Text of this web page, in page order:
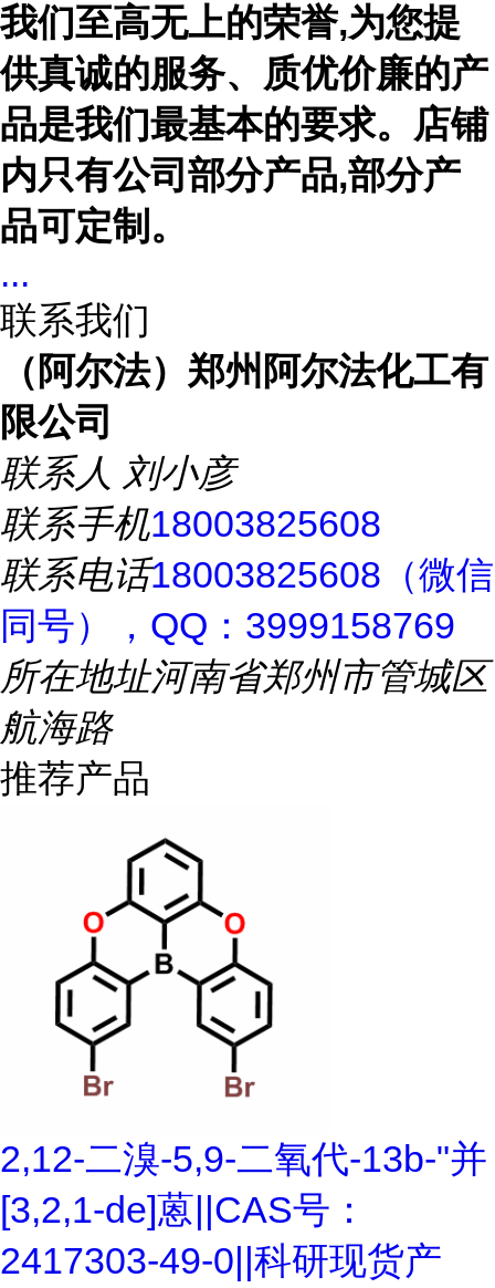
我们至高无上的荣誉,为您提
供真诚的服务、质优价廉的产
品是我们最基本的要求。店铺
内只有公司部分产品,部分产
品可定制。
...
联系我们
（阿尔法）郑州阿尔法化工有
限公司
联系人 刘小彦
联系手机18003825608
联系电话18003825608（微信
同号），QQ：3999158769
所在地址河南省郑州市管城区
航海路
推荐产品
2,12-二溴-5,9-二氧代-13b-"并
[3,2,1-de]蒽||CAS号：
2417303-49-0||科研现货产